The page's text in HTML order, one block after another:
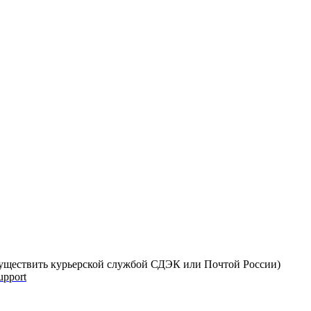
курьерской службой СДЭК или Почтой России)